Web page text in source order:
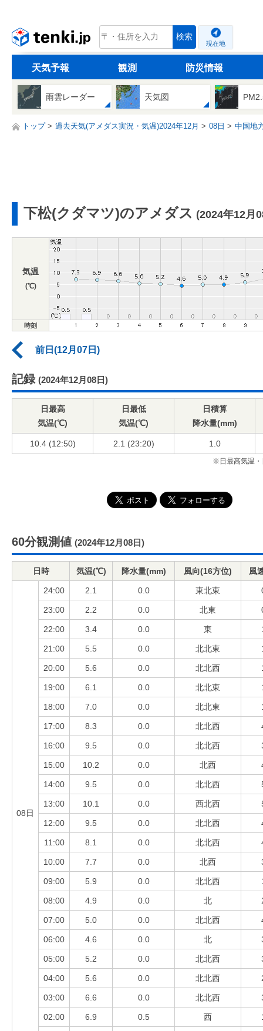
tenki.jp 検索
現在地
天気予報 観測 防災情報
雨雲レーダー 天気図
トップ 過去天気(アメダス実況・気温)2024年12月 08日 中国地
下松(クダマツ)のアメダス (2024年12月
気温
(℃)
時刻
前日(12月07日)
記録 (2024年12月08日)
日最高
気温(℃)
日最低
気温(℃)
日積算
降水量(mm)
10.4 (12:50) 2.1 (23:20) 1.0
※日最高気温・
60分観測値 (2024年12月08日)
日時 気温(℃) 降水量(mm) 風向(16方位) 風
08日
24:00 2.1 0.0 東北東
23:00 2.2 0.0 北東
22:00 3.4 0.0 東
21:00 5.5 0.0 北北東
20:00 5.6 0.0 北北西
19:00 6.1 0.0 北北東
18:00 7.0 0.0 北北東
17:00 8.3 0.0 北北西
16:00 9.5 0.0 北北西
15:00 10.2 0.0 北西
14:00 9.5 0.0 北北西
13:00 10.1 0.0 西北西
12:00 9.5 0.0 北北西
11:00 8.1 0.0 北北西
10:00 7.7 0.0 北西
09:00 5.9 0.0 北北西
08:00 4.9 0.0 北
07:00 5.0 0.0 北北西
06:00 4.6 0.0 北
05:00 5.2 0.0 北北西
04:00 5.6 0.0 北北西
03:00 6.6 0.0 北北西
02:00 6.9 0.5 西